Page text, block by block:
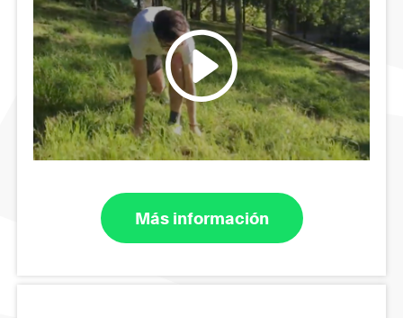
Más información